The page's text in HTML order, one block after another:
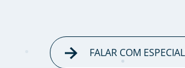
FALAR COM